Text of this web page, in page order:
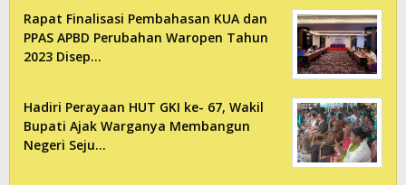
Rapat Finalisasi Pembahasan KUA dan
PPAS APBD Perubahan Waropen Tahun
2023 Disep…
Hadiri Perayaan HUT GKI ke- 67, Wakil
Bupati Ajak Warganya Membangun
Negeri Seju…